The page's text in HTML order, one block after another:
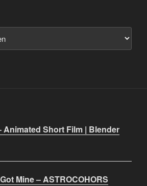
Animated Short Film | Blender
Mine – ASTROCOHORS